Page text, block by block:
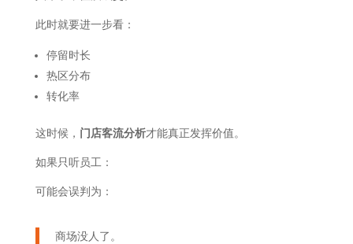
此时就要进一步看：
停留时长
热区分布
转化率
这时候， 门店客流分析才能真正发挥价值。
如果只听员工：
可能会误判为：
商场没人了。